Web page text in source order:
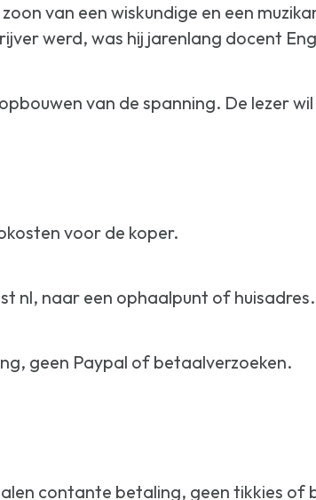
van een wiskundige en een
werd, was hij jarenlang docent
van de spanning. De lezer
voor de koper.
nl, naar een ophaalpunt of huisadres.
geen Paypal of betaalverzoeken.
contante betaling, geen tikkies of